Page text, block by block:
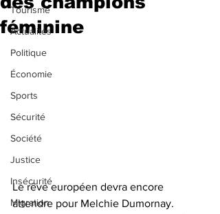
Tourisme
Actualités
Politique
Économie
Sports
Sécurité
Société
Justice
Insécurité
Migration
féminine
Le rêve européen devra encore
attendre pour Melchie Dumornay.